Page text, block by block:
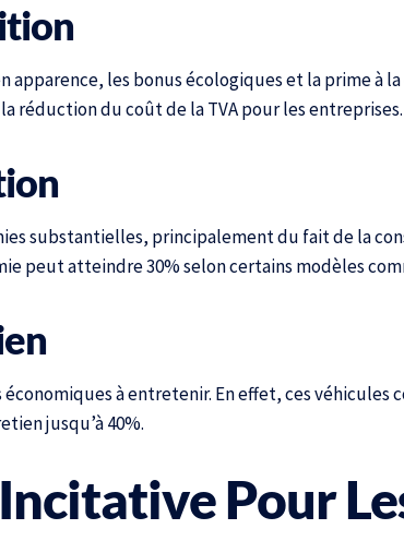
les bonus écologiques et la prime à
réduction du coût de la TVA pour les entreprises.
substantielles, principalement du fait de la
peut atteindre 30% selon certains modèles
à entretenir. En effet, ces véhicules
jusqu’à 40%.
Pour